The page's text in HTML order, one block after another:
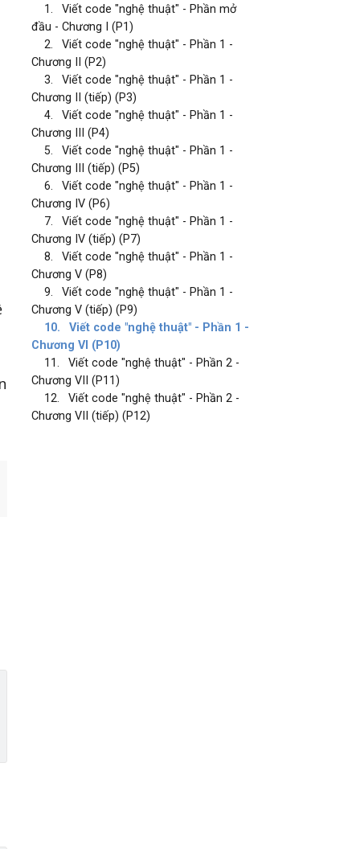
1.
Viết code "nghệ thuật" - Phần mở
đầu - Chương I (P1)
2.
Viết code "nghệ thuật" - Phần 1 -
Chương II (P2)
3.
Viết code "nghệ thuật" - Phần 1 -
Chương II (tiếp) (P3)
4.
Viết code "nghệ thuật" - Phần 1 -
Chương III (P4)
5.
Viết code "nghệ thuật" - Phần 1 -
Chương III (tiếp) (P5)
6.
Viết code "nghệ thuật" - Phần 1 -
Chương IV (P6)
7.
Viết code "nghệ thuật" - Phần 1 -
Chương IV (tiếp) (P7)
8.
Viết code "nghệ thuật" - Phần 1 -
Chương V (P8)
9.
Viết code "nghệ thuật" - Phần 1 -
Chương V (tiếp) (P9)
10.
Viết code "nghệ thuật" - Phần 1 -
Chương VI (P10)
11.
Viết code "nghệ thuật" - Phần 2 -
Chương VII (P11)
12.
Viết code "nghệ thuật" - Phần 2 -
Chương VII (tiếp) (P12)